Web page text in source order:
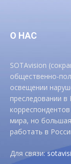
О НАС
SOTAvision
общественно-
освещении
преследовании в
мира, но
работать в
Для связи: